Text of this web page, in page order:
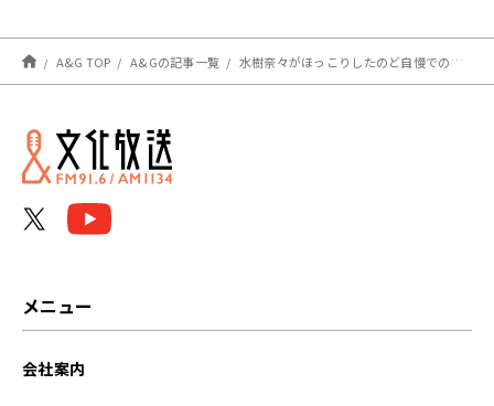
更新）
A&G TOP A&Gの記事一覧 水樹奈々がほっこりしたのど自慢での出来事とは？〜6月26日「水樹奈々 スマイルギャング」
メニュー
会社案内